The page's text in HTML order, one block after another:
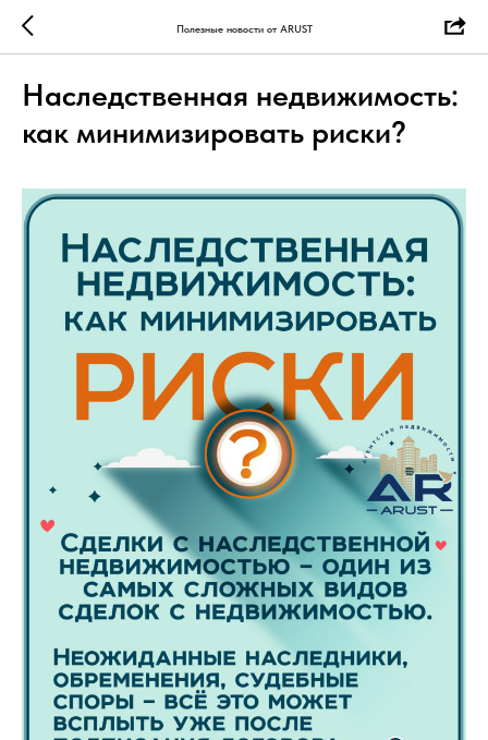
Полезные новости от ARUST
Наследственная недвижимость:
как минимизировать риски?